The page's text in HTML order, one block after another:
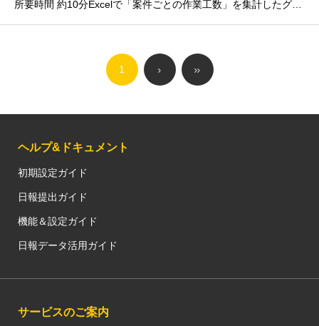
1
ヘルプ&ドキュメント
初期設定ガイド
日報提出ガイド
機能＆設定ガイド
日報データ活用ガイド
サービスのご案内